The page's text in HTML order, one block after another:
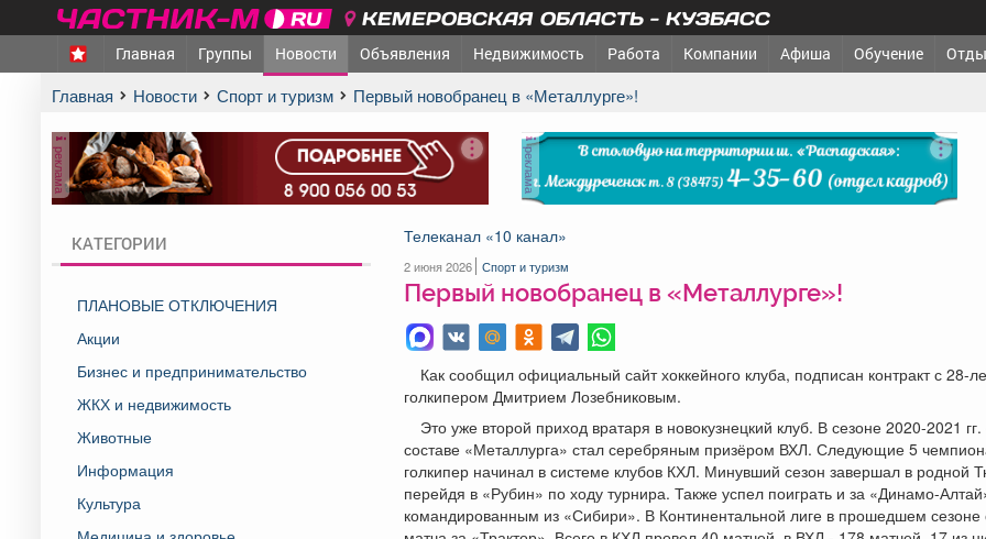
КЕМЕРОВСКАЯ ОБЛАСТЬ - КУЗБАСС
Главная Группы Новости Объявления Недвижимость Работа Компании Афиша Обучение
Главная Новости Спорт и туризм Первый новобранец в «Металлурге»!
реклама реклама
КАТЕГОРИИ
ПЛАНОВЫЕ ОТКЛЮЧЕНИЯ
Акции
Бизнес и предпринимательство
ЖКХ и недвижимость
Животные
Информация
Культура
Телеканал «10 канал»
2 июня 2026 Спорт и туризм
Первый новобранец в «Металлурге»!
Как сообщил официальный сайт хоккейного клуба, подписан контракт с 28-
голкипером Дмитрием Лозебниковым.
Это уже второй приход вратаря в новокузнецкий клуб. В сезоне 2020-2021
составе «Металлурга» стал серебряным призёром ВХЛ. Следующие 5
голкипер начинал в системе клубов КХЛ. Минувший сезон завершал в родной
перейдя в «Рубин» по ходу турнира. Также успел поиграть и за «Динамо-
командированным из «Сибири». В Континентальной лиге в прошедшем сезоне